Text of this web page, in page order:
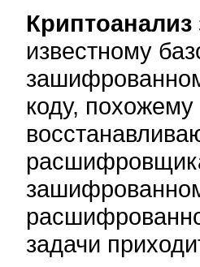
Криптоанализ
известному
коду,
задачи